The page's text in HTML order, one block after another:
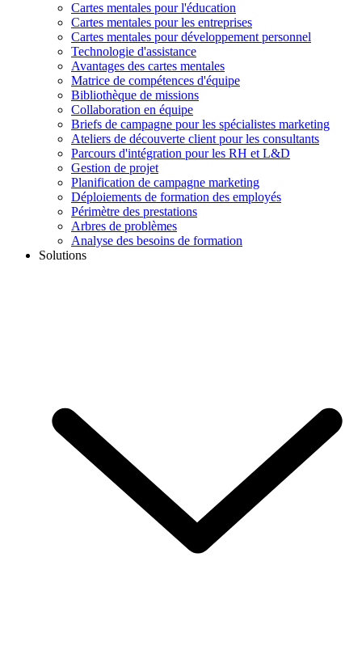
Cartes mentales pour l'éducation
Cartes mentales pour les entreprises
Cartes mentales pour développement personnel
Technologie d'assistance
Avantages des cartes mentales
Matrice de compétences d'équipe
Bibliothèque de missions
Collaboration en équipe
Briefs de campagne pour les spécialistes marketing
Ateliers de découverte client pour les consultants
Parcours d'intégration pour les RH et L&D
Gestion de projet
Planification de campagne marketing
Déploiements de formation des employés
Périmètre des prestations
Arbres de problèmes
Analyse des besoins de formation
Solutions